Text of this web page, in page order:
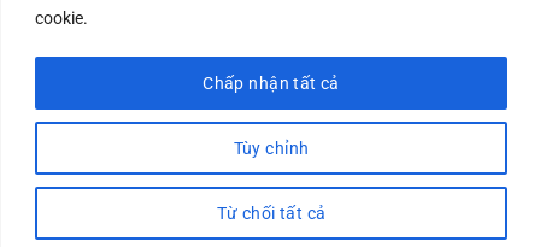
cookie.
Tùy chỉnh
Từ chối tất cả
Chấp nhận tất cả
Copyrights @2023 Nam Binh Xuong. All Rights Reserved